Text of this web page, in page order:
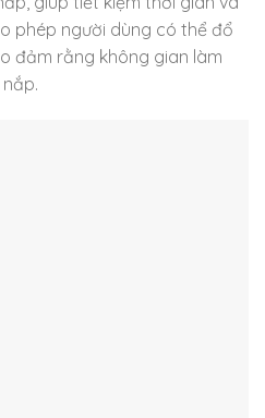
phép người dùng có thể đổ
đảm rằng không gian làm